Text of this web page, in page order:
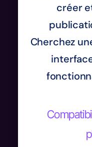
créer
Cherchez